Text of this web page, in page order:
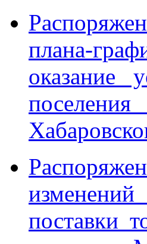
плана-
оказание
поставки